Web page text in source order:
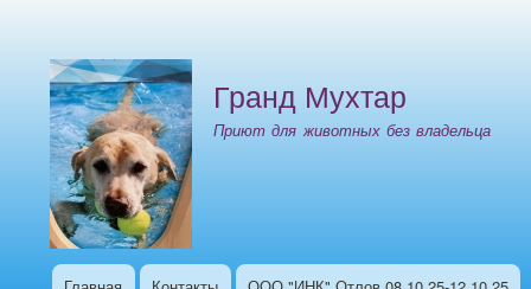
учётной
записи
пользователя
Гранд Мухтар
Приют для животных без владельца